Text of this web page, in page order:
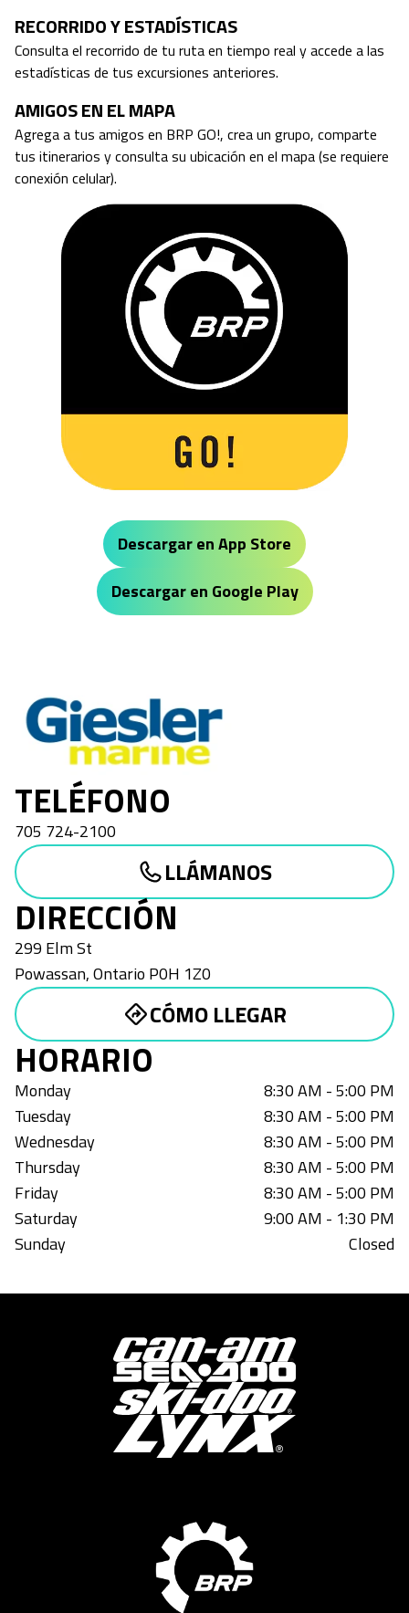
RECORRIDO Y ESTADÍSTICAS
Consulta el recorrido de tu ruta en tiempo real y accede a las
estadísticas de tus excursiones anteriores.
AMIGOS EN EL MAPA
Agrega a tus amigos en BRP GO!, crea un grupo, comparte
tus itinerarios y consulta su ubicación en el mapa (se requiere
conexión celular).
Descargar en App Store
Descargar en Google Play
Giesler Marine
TELÉFONO
705 724-2100
LLÁMANOS
DIRECCIÓN
299 Elm St
Powassan,Ontario P0H 1Z0
CÓMO LLEGAR
HORARIO
Monday
8:30 AM - 5:00 PM
Tuesday
8:30 AM - 5:00 PM
Wednesday
8:30 AM - 5:00 PM
Thursday
8:30 AM - 5:00 PM
Friday
8:30 AM - 5:00 PM
Saturday
9:00 AM - 1:30 PM
Sunday
Closed